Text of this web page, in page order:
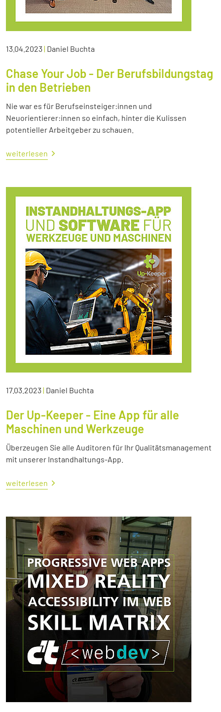
13.04.2023| Daniel Buchta
Chase Your Job - Der Berufsbildungstag
in den Betrieben
Nie war es für Berufseinsteiger:innen und
Neuorientierer:innen so einfach, hinter die Kulissen
potentieller Arbeitgeber zu schauen.
weiterlesen
17.03.2023| Daniel Buchta
Der Up-Keeper - Eine App für alle
Maschinen und Werkzeuge
Überzeugen Sie alle Auditoren für Ihr Qualitätsmanagement
mit unserer Instandhaltungs-App.
weiterlesen